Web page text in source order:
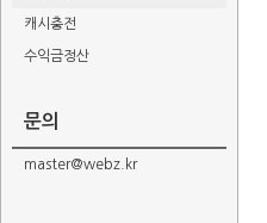
캐시충전
수익금정산
문의
master@webz.kr